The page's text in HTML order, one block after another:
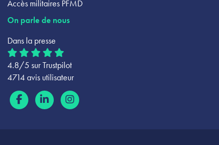
Accès militaires PFMD
On parle de nous
Dans la presse
4.8/5 sur Trustpilot
4714 avis utilisateur